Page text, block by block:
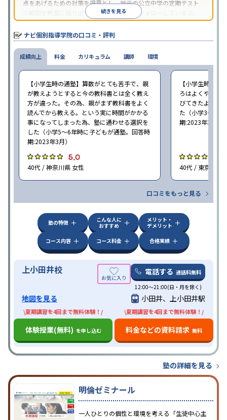
点をあげるための対策を得意とし、地元の公立中学の定期テスト
の範囲を教室に貼り出すなど手厚く学習をフォローしています。
オリジナルテキストを使用しており、特に英語は各教科書に合わ
せたテキストを使った「先取り学習」で理解度を深められます。
続きを見る
ナビ個別指導学院の口コミ・評判
成績向上
【小学生時の通塾】算数がとても苦手で、親
が教えようとすると今の教科書とは全く教え
方が違った。その為、親がまず教科書をよく
読んでから教える。という実に時間がかかる
事になってしまった為、塾に通わせる選択を
した（小学5〜6年時に子どもが通塾。回答時
期:2023年3月）
5.0
40代 / 神奈川県 女性
【小学生時の通
ろはよくやり方
びてきたようで
た（小学3〜6年
期:2023年3月）
40代 / 東京都 女
口コミをもっと見る
料金 カリキュラム 講師 環境
塾の特徴
こんな人に
おすすめ
メリット・
デメリット
コース内容
コース料金 合格実績
上小田井校 電話する 通話料無料
12:00～21:00(日・月を除く)
地図を見る 小田井、上小田井駅
\夏期講習を4回まで無料体験！/
体験授業(無料) を申し込む
\夏期講習を4回まで無料体験！/
料金などの資料請求 無料
塾の詳細を見る
明倫ゼミナール
一人ひとりの個性と環境を考える「生徒中心主